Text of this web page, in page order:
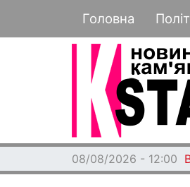
Головна
08/08/2026 - 12:00